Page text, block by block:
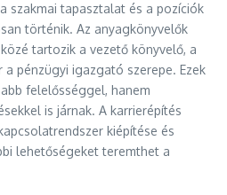
szakmai tapasztalat és a pozíciók
történik. Az anyagkönyvelők
tartozik a vezető könyvelő, a
pénzügyi igazgató szerepe. Ezek
felelősséggel, hanem
is járnak. A karrierépítés
kiépítése és
lehetőségeket teremthet a